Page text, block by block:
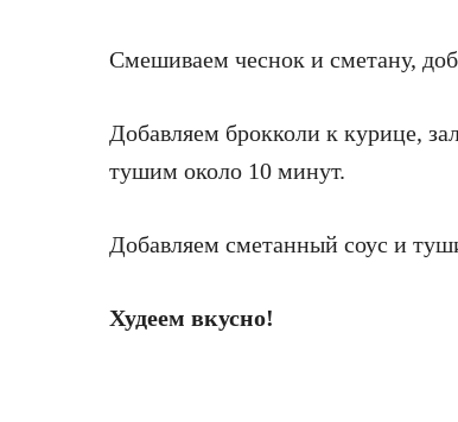
Смешиваем чеснок и сметану,
Добавляем брокколи к курице,
тушим около 10 минут.
Добавляем сметанный соус и
Худеем вкусно!